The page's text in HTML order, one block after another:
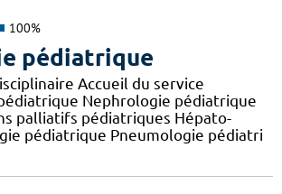
100%
pédiatrique
Accueil du service
Nephrologie pédiatrique
palliatifs pédiatriques Hépato-
pédiatrique Pneumologie pédiatri